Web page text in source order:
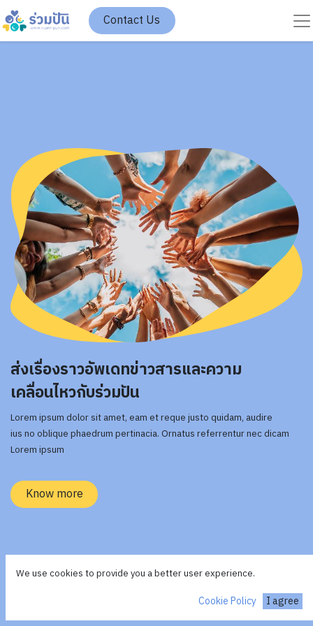
Contact Us
ส่งเรื่องราวอัพเดทข่าวสารและความ
เคลื่อนไหวกับร่วมปัน
Lorem ipsum dolor sit amet, eam et reque justo quidam, audire
ius no oblique phaedrum pertinacia. Ornatus referrentur nec dicam
Lorem ipsum
Know more
We use cookies to provide you a better user experience.
Cookie Policy I agree